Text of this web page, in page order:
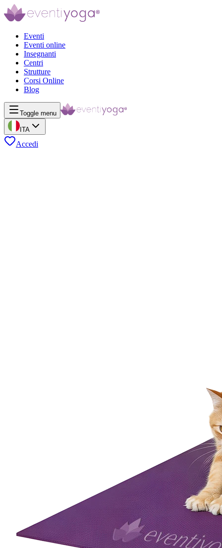
Eventi
Eventi online
Insegnanti
Centri
Strutture
Corsi Online
Blog
Toggle menu
ITA
Accedi